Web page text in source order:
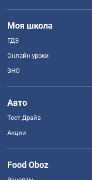
Моя школа
ГДЗ
Онлайн уроки
ЗНО
Авто
Тест Драйв
Акции
Food Oboz